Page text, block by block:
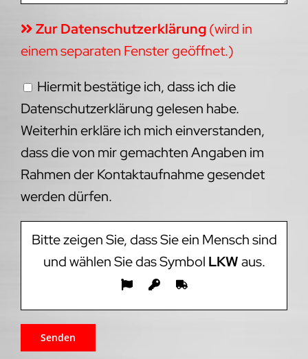
Zur Datenschutzerklärung(wird in
einem separaten Fenster geöffnet.)
Hiermit bestätige ich, dass ich die
Datenschutzerklärung gelesen habe.
Weiterhin erkläre ich mich einverstanden,
dass die von mir gemachten Angaben im
Rahmen der Kontaktaufnahme gesendet
werden dürfen.
Bitte zeigen Sie, dass Sie ein Mensch sind
und wählen Sie das Symbol LKWaus.